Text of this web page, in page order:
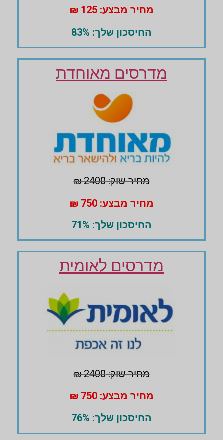
מחיר מבצע: 125 ₪
החיסכון שלך: 83%
מדרסים מאוחדת
מחיר שוק: 2400 ₪
מחיר מבצע: 750 ₪
החיסכון שלך: 71%
מדרסים לאומית
מחיר שוק: 2400 ₪
מחיר מבצע: 750 ₪
החיסכון שלך: 76%